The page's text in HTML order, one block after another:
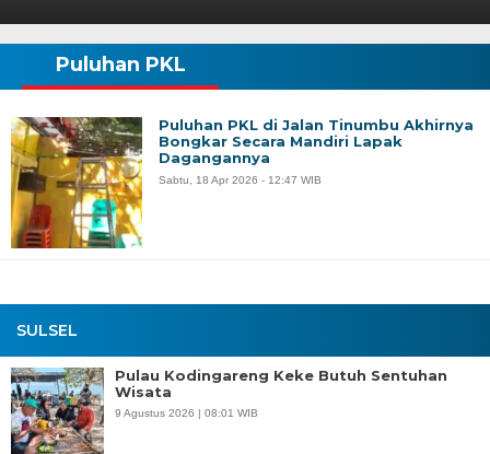
SULSEL
Pulau Kodingareng Keke Butuh Sentuhan
Wisata
9 Agustus 2026 | 08:01 WIB
Puluhan PKL
Puluhan PKL di Jalan Tinumbu Akhirnya
Bongkar Secara Mandiri Lapak
Dagangannya
Sabtu, 18 Apr 2026 - 12:47 WIB